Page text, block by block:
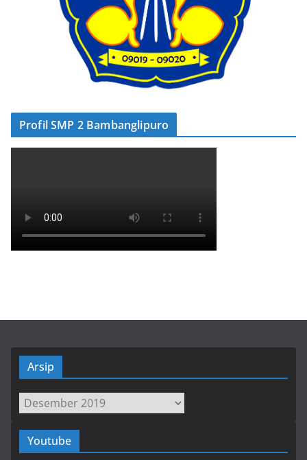
Profil SMP 2 Bambanglipuro
Arsip
Arsip
Youtube